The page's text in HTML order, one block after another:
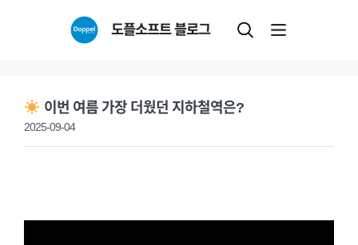
도플소프트 블로그
이번 여름 가장 더웠던 지하철역은?
2025-09-04